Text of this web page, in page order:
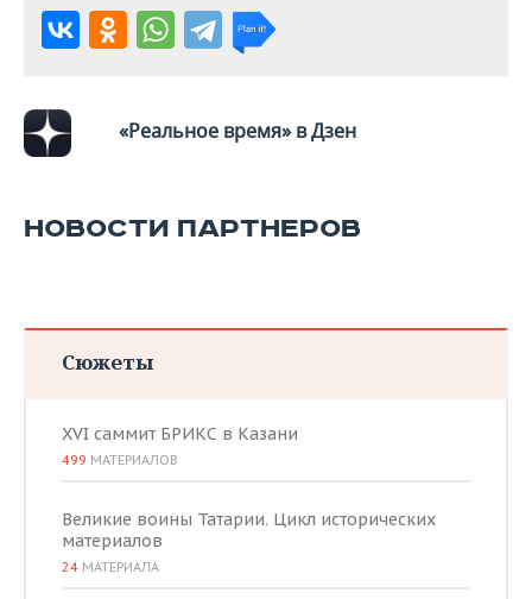
«Реальное время» в Дзен
НОВОСТИ ПАРТНЕРОВ
Сюжеты
XVI саммит БРИКС в Казани
499 МАТЕРИАЛОВ
Великие воины Татарии. Цикл исторических
материалов
24 МАТЕРИАЛА